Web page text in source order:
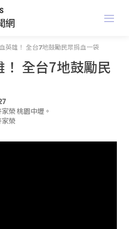
網
英雄！ 全台7地鼓勵民眾捐血一袋
全台7地鼓勵民
榮 桃園中壢。​
家榮